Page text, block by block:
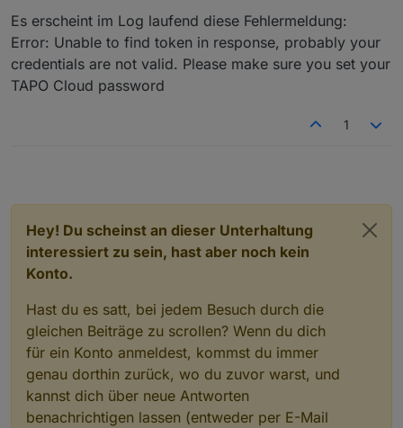
Es erscheint im Log laufend diese Fehlermeldung:
Error: Unable to find token in response, probably your
credentials are not valid. Please make sure you set your
TAPO Cloud password
1
Hey! Du scheinst an dieser Unterhaltung
interessiert zu sein, hast aber noch kein
Konto.
Hast du es satt, bei jedem Besuch durch die
gleichen Beiträge zu scrollen? Wenn du dich
für ein Konto anmeldest, kommst du immer
genau dorthin zurück, wo du zuvor warst, und
kannst dich über neue Antworten
benachrichtigen lassen (entweder per E-Mail